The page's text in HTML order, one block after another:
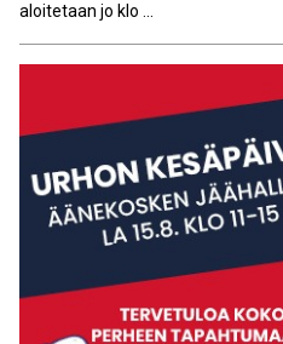
aloitetaan jo klo ...